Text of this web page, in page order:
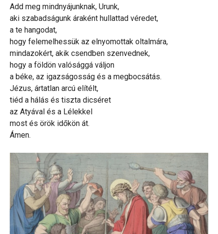
Add meg mindnyájunknak, Urunk,
aki szabadságunk áraként hullattad véredet,
a te hangodat,
hogy felemelhessük az elnyomottak oltalmára,
mindazokért, akik csendben szenvednek,
hogy a földön valósággá váljon
a béke, az igazságosság és a megbocsátás.
Jézus, ártatlan arcú elítélt,
tiéd a hálás és tiszta dicséret
az Atyával és a Lélekkel
most és örök időkön át.
Ámen.